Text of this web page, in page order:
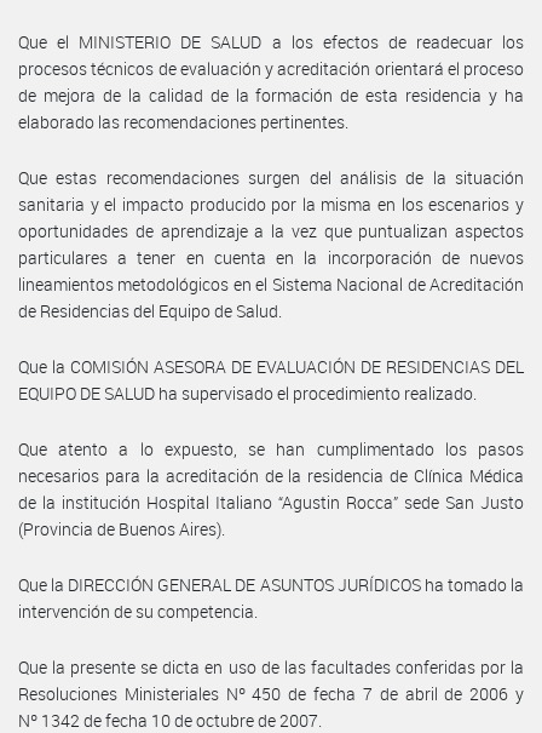
Que el MINISTERIO DE SALUD a los efectos de readecuar los
procesos técnicos de evaluación y acreditación orientará el proceso
de mejora de la calidad de la formación de esta residencia y ha
elaborado las recomendaciones pertinentes.
Que estas recomendaciones surgen del análisis de la situación
sanitaria y el impacto producido por la misma en los escenarios y
oportunidades de aprendizaje a la vez que puntualizan aspectos
particulares a tener en cuenta en la incorporación de nuevos
lineamientos metodológicos en el Sistema Nacional de Acreditación
de Residencias del Equipo de Salud.
Que la COMISIÓN ASESORA DE EVALUACIÓN DE RESIDENCIAS DEL
EQUIPO DE SALUD ha supervisado el procedimiento realizado.
Que atento a lo expuesto, se han cumplimentado los pasos
necesarios para la acreditación de la residencia de Clínica Médica
de la institución Hospital Italiano “Agustin Rocca” sede San Justo
(Provincia de Buenos Aires).
Que la DIRECCIÓN GENERAL DE ASUNTOS JURÍDICOS ha tomado la
intervención de su competencia.
Que la presente se dicta en uso de las facultades conferidas por la
Resoluciones Ministeriales Nº 450 de fecha 7 de abril de 2006 y
Nº 1342 de fecha 10 de octubre de 2007.